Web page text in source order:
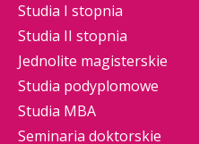
Studia I stopnia
Studia II stopnia
Jednolite magisterskie
Studia podyplomowe
Studia MBA
Seminaria doktorskie